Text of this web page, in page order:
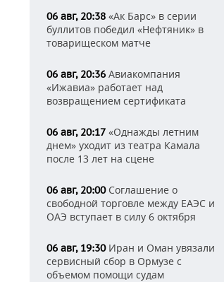
06 авг, 20:38 «Ак Барс» в серии
буллитов победил «Нефтяник» в
товарищеском матче
06 авг, 20:36 Авиакомпания
«Ижавиа» работает над
возвращением сертификата
06 авг, 20:17 «Однажды летним
днем» уходит из театра Камала
после 13 лет на сцене
06 авг, 20:00Соглашение о
свободной торговле между ЕАЭС и
ОАЭ вступает в силу 6 октября
06 авг, 19:30Иран и Оман увязали
сервисный сбор в Ормузе с
объемом помощи судам